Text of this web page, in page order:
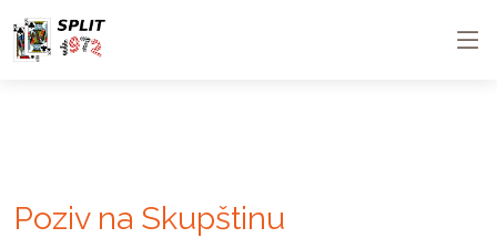
Poziv na Skupštinu